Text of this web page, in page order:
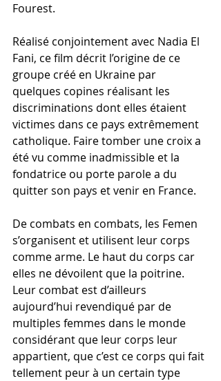
Fourest.
Réalisé conjointement avec Nadia El
Fani, ce film décrit l’origine de ce
groupe créé en Ukraine par
quelques copines réalisant les
discriminations dont elles étaient
victimes dans ce pays extrêmement
catholique. Faire tomber une croix a
été vu comme inadmissible et la
fondatrice ou porte parole a du
quitter son pays et venir en France.
De combats en combats, les Femen
s’organisent et utilisent leur corps
comme arme. Le haut du corps car
elles ne dévoilent que la poitrine.
Leur combat est d’ailleurs
aujourd’hui revendiqué par de
multiples femmes dans le monde
considérant que leur corps leur
appartient, que c’est ce corps qui fait
tellement peur à un certain type